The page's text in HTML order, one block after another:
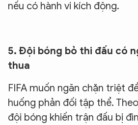
nếu có hành vi kích động.
5. Đội bóng bỏ thi đấu có
thua
FIFA muốn ngăn chặn triệt
huống phản đối tập thể.
đội bóng khiến trận đấu bị